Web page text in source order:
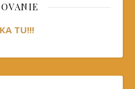
TU!!!